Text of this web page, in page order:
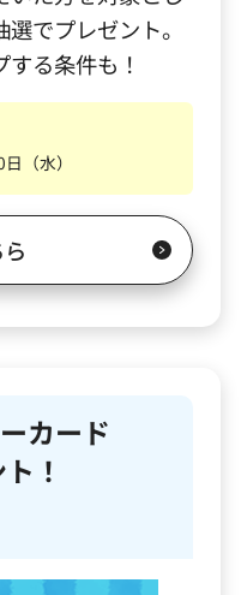
でプレゼント。
る条件も！
（水）
カード
！